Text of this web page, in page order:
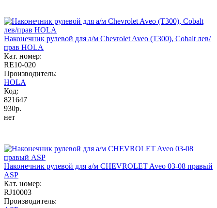
Наконечник рулевой для а/м Chevrolet Aveo (T300), Cobalt лев/
прав HOLA
Кат. номер:
RE10-020
Производитель:
HOLA
Код:
821647
930р.
нет
Наконечник рулевой для а/м CHEVROLET Aveo 03-08 правый
ASP
Кат. номер:
RJ10003
Производитель: